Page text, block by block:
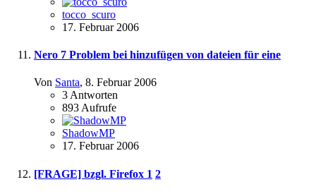
tocco_scuro
17. Februar 2006
Nero 7 Problem bei hinzufügen von dateien für eine
Von Santa, 8. Februar 2006
3Antworten
893Aufrufe
ShadowMP
17. Februar 2006
[FRAGE] bzgl. Firefox 1 2